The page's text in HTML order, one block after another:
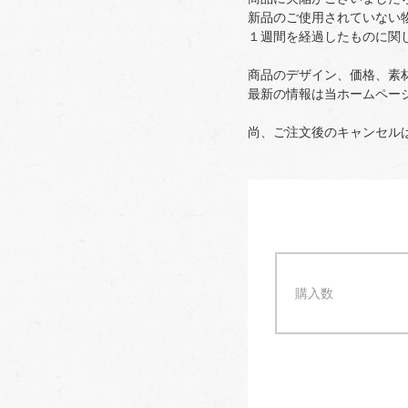
新品のご使用されていない
１週間を経過したものに
商品のデザイン、価格、素
最新の情報は当ホームペー
尚、ご注文後のキャンセ
購入数